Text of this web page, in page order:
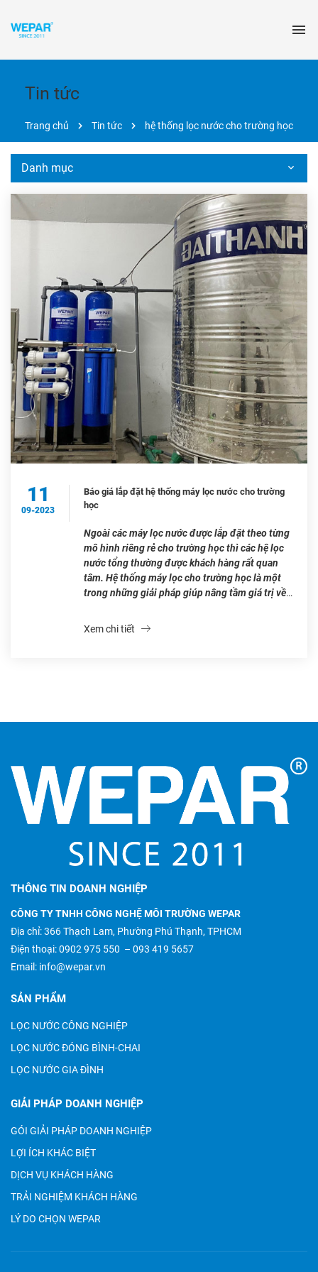
Tin tức
Trang chủ Tin tức hệ thống lọc nước cho trường học
Danh mục
11
09-2023
Báo giá lắp đặt hệ thống máy lọc nước cho trường
học
Ngoài các máy lọc nước được lắp đặt theo từng
mô hình riêng rẻ cho trường học thì các hệ lọc
nước tổng thường được khách hàng rất quan
tâm. Hệ thống máy lọc cho trường học là một
trong những giải pháp giúp nâng tầm giá trị về
Xem chi tiết
THÔNG TIN DOANH NGHIỆP
CÔNG TY TNHH CÔNG NGHỆ MÔI TRƯỜNG WEPAR
Địa chỉ: 366 Thạch Lam, Phường Phú Thạnh, TPHCM
Điện thoại:0902 975 550 – 093 419 5657
Email: info@wepar.vn
SẢN PHẨM
LỌC NƯỚC CÔNG NGHIỆP
LỌC NƯỚC ĐÓNG BÌNH-CHAI
LỌC NƯỚC GIA ĐÌNH
GIẢI PHÁP DOANH NGHIỆP
GÓI GIẢI PHÁP DOANH NGHIỆP
LỢI ÍCH KHÁC BIỆT
DỊCH VỤ KHÁCH HÀNG
TRẢI NGHIỆM KHÁCH HÀNG
LÝ DO CHỌN WEPAR